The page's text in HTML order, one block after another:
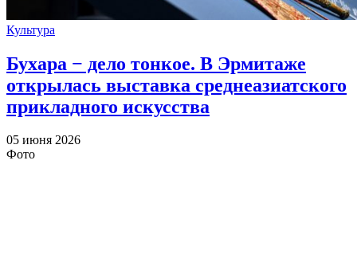
Культура
Бухара − дело тонкое. В Эрмитаже
открылась выставка среднеазиатского
прикладного искусства
05 июня 2026
Фото